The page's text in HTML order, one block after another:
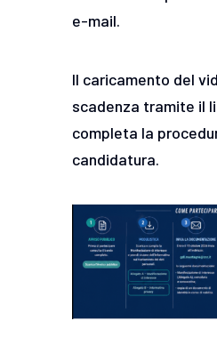
e-mail.
Il caricamento del
scadenza tramite il
completa la
candidatura.